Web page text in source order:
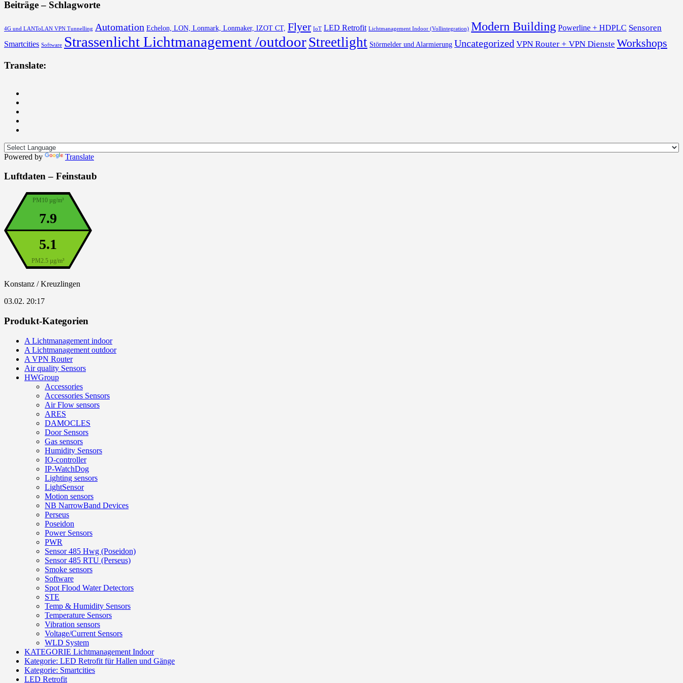
Beiträge – Schlagworte
4G und LANToLAN VPN Tunnelling Automation Echelon, LON, Lonmark, Lonmaker, IZOT CT, Flyer IoT LED Retrofit Lichtmanagement Indoor (Vollintegration) Modern Building Powerline + HDPLC Sensoren
Smartcities Software Strassenlicht Lichtmanagement /outdoorStreetlight Störmelder und Alarmierung Uncategorized VPN Router + VPN Dienste Workshops
Translate:
Powered by Translate
Luftdaten – Feinstaub
PM10 µg/m³
PM2.5 µg/m³
7.9
5.1
Konstanz / Kreuzlingen
03.02. 20:17
Produkt-Kategorien
A Lichtmanagement indoor
A Lichtmanagement outdoor
A VPN Router
Air quality Sensors
HWGroup
Accessories
Accessories Sensors
Air Flow sensors
ARES
DAMOCLES
Door Sensors
Gas sensors
Humidity Sensors
IO-controller
IP-WatchDog
Lighting sensors
LightSensor
Motion sensors
NB NarrowBand Devices
Perseus
Poseidon
Power Sensors
PWR
Sensor 485 Hwg (Poseidon)
Sensor 485 RTU (Perseus)
Smoke sensors
Software
Spot Flood Water Detectors
STE
Temp & Humidity Sensors
Temperature Sensors
Vibration sensors
Voltage/Current Sensors
WLD System
KATEGORIE Lichtmanagement Indoor
Kategorie: LED Retrofit für Hallen und Gänge
Kategorie: Smartcities
LED Retrofit